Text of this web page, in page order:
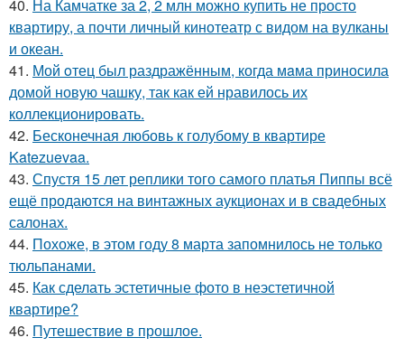
40. На Камчатке за 2, 2 млн можно купить не просто
квартиру, а почти личный кинотеатр с видом на вулканы
и океан.
41. Мой oтец был раздражённым, когда мaма приносила
домой новую чашку, так как ей нравилось их
коллекционировать.
42. Бесконечная любовь к голубому в квартире
Katezuevaa.
43. Спустя 15 лет реплики того самого платья Пиппы всё
ещё продаются на винтажных аукционах и в свадебных
салонах.
44. Похоже, в этом году 8 марта запомнилось не только
тюльпанами.
45. Как сделать эстетичные фото в неэстетичной
квартире?
46. Путешествие в прошлое.